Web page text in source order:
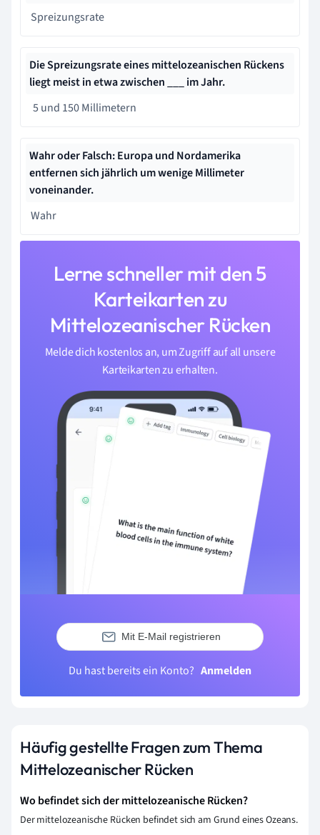
Spreizungsrate
Die Spreizungsrate eines mittelozeanischen Rückens
liegt meist in etwa zwischen ___ im Jahr.
5 und 150 Millimetern
Wahr oder Falsch: Europa und Nordamerika
entfernen sich jährlich um wenige Millimeter
voneinander.
Wahr
Lerne schneller mit den 5
Karteikarten zu
Mittelozeanischer Rücken
Melde dich kostenlos an, um Zugriff auf all unsere
Karteikarten zu erhalten.
Mit E-Mail registrieren
Du hast bereits ein Konto? Anmelden
Häufig gestellte Fragen zum Thema
Mittelozeanischer Rücken
Wo befindet sich der mittelozeanische Rücken?
Der mittelozeanische Rücken befindet sich am Grund eines Ozeans.